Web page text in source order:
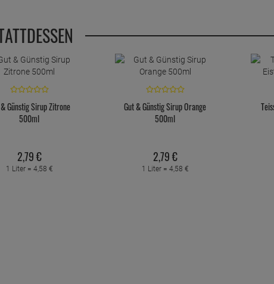
Günstig Sirup Zitrone
500ml
2,79€
1 Liter = 4, 58 €
Gut & Günstig Sirup Orange
500ml
2,79€
1 Liter = 4, 58 €